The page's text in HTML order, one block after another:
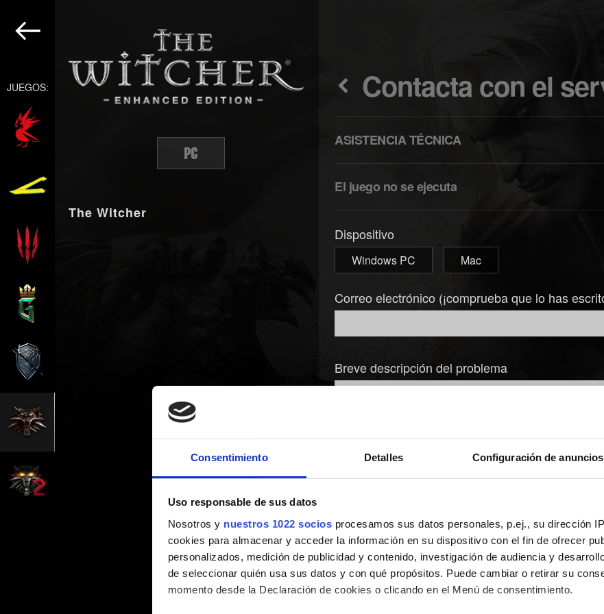
Consentimiento Detalles Configuración de anuncios
Uso responsable de sus datos
Nosotros y nuestros 1022 socios procesamos sus datos personales, p.ej., su dirección
cookies para almacenar y acceder la información en su dispositivo con el fin de ofrecer
personalizados, medición de publicidad y contenido, investigación de audiencia y
de seleccionar quién usa sus datos y con qué propósitos. Puede cambiar o retirar su
momento desde la Declaración de cookies o clicando en el Menú de consentimiento.
JUEGOS:
The Witcher
Contacta con el
ASISTENCIA TÉCNICA
El juego no se ejecuta
Dispositivo
Windows PC Mac
Correo electrónico (¡comprueba que lo has
Breve descripción del problema
Enviar